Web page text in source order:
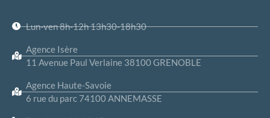
Lun-ven 8h-12h 13h30-18h30
Agence Isère
11 Avenue Paul Verlaine 38100 GRENOBLE
Agence Haute-Savoie
6 rue du parc 74100 ANNEMASSE